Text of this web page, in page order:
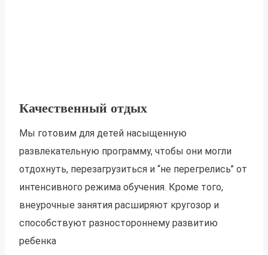
Качественный отдых
Мы готовим для детей насыщенную
развлекательную программу, чтобы они могли
отдохнуть, перезагрузиться и “не перегрелись” от
интенсивного режима обучения. Кроме того,
внеурочные занятия расширяют кругозор и
способствуют разностороннему развитию
ребенка